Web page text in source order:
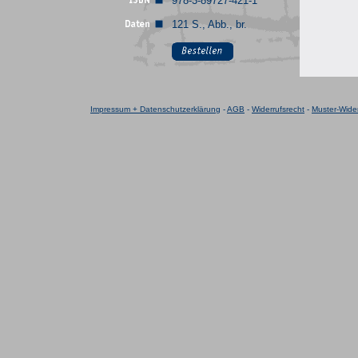
121 S., Abb., br.
Impressum + Datenschutzerklärung -AGB - Widerrufsrecht - Muster-